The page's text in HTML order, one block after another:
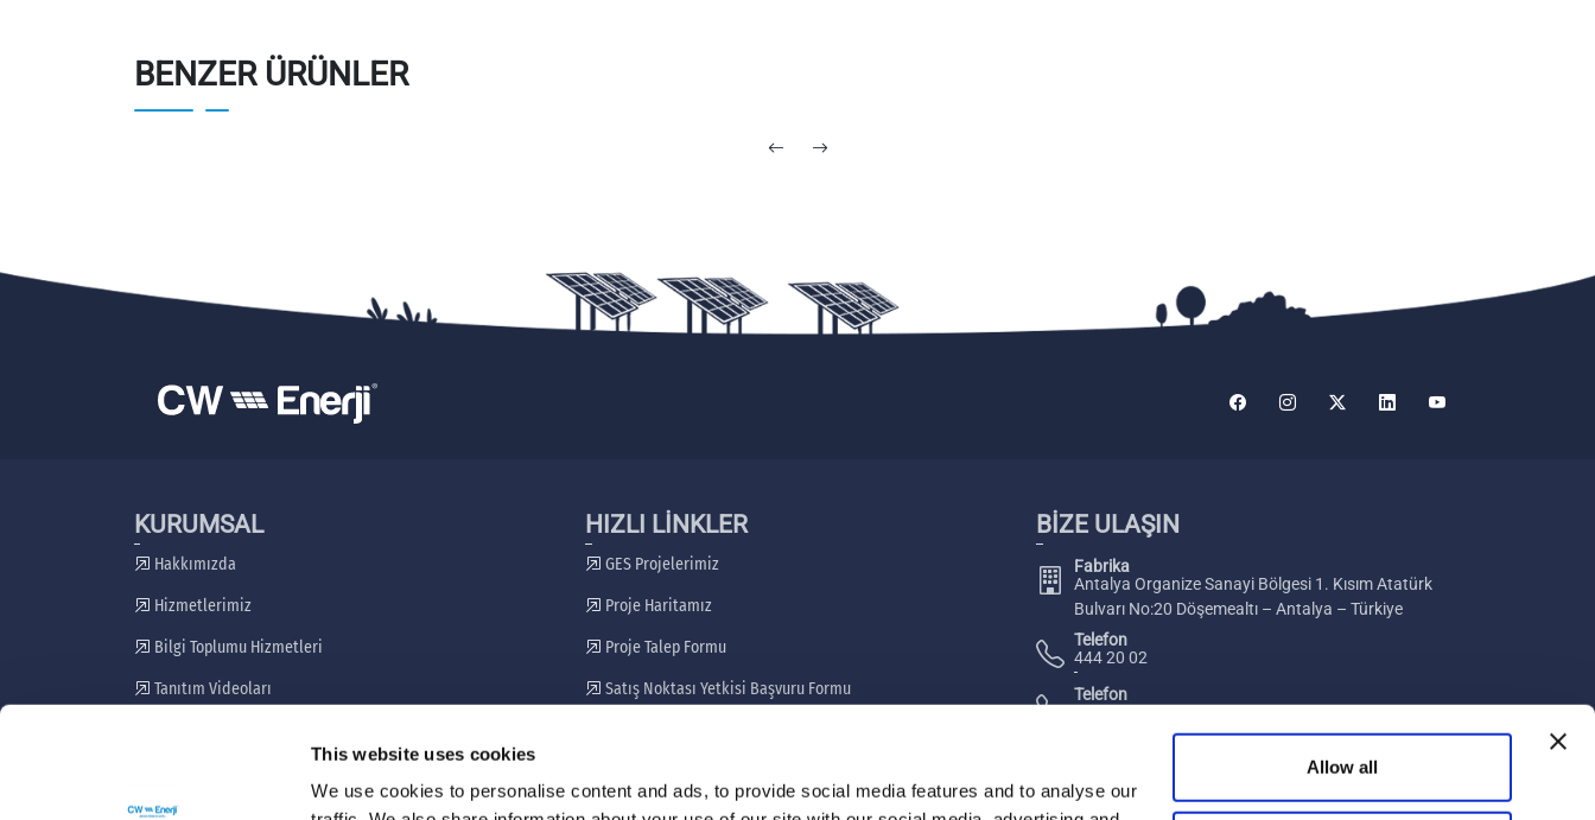
This website uses cookies
We use cookies to personalise content and ads, to provide social media features and to analyse our
Allow all
BENZER ÜRÜNLER
KURUMSAL
Hakkımızda
Hizmetlerimiz
Bilgi Toplumu Hizmetleri
Tanıtım Videoları
HIZLI LİNKLER
GES Projelerimiz
Proje Haritamız
Proje Talep Formu
Satış Noktası Yetkisi Başvuru Formu
BİZE ULAŞIN
Fabrika
Antalya Organize Sanayi Bölgesi 1. Kısım Atatürk
Bulvarı No:20 Döşemealtı – Antalya – Türkiye
Telefon
444 20 02
Telefon
+ 90 242 229 00 74